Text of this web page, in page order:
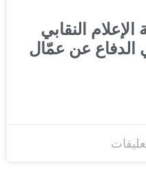
النقابي
الدفاع عن عمّال